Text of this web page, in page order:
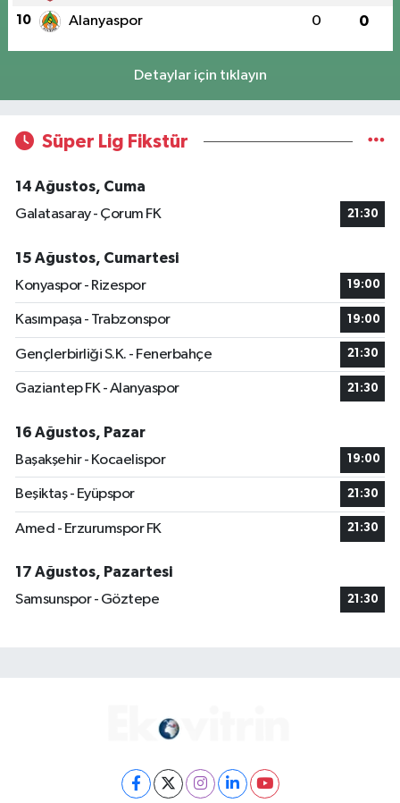
10 Alanyaspor 0 0
Detaylar için tıklayın
Süper Lig Fikstür
14 Ağustos, Cuma
Galatasaray - Çorum FK
21:30
15 Ağustos, Cumartesi
Konyaspor - Rizespor
19:00
Kasımpaşa - Trabzonspor 19:00
Gençlerbirliği S.K. - Fenerbahçe 21:30
Gaziantep FK - Alanyaspor 21:30
16 Ağustos, Pazar
Başakşehir - Kocaelispor
19:00
Beşiktaş - Eyüpspor 21:30
Amed - Erzurumspor FK 21:30
17 Ağustos, Pazartesi
Samsunspor - Göztepe
21:30